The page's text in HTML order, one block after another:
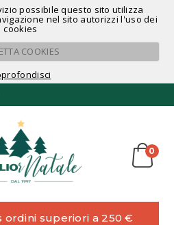
possibile questo sito utilizza
nel sito autorizzi l'uso dei
cookies
COOKIES
0
ordini superiori a 250 €